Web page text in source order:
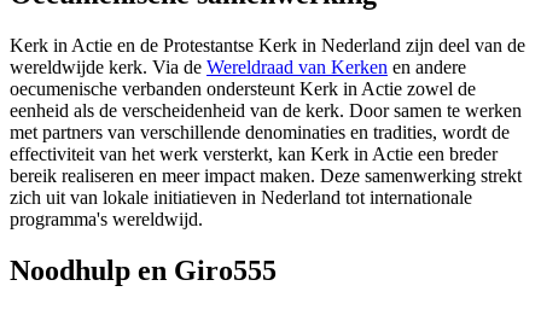
Kerk in Actie en de Protestantse Kerk in Nederland zijn deel van de
wereldwijde kerk. Via de Wereldraad van Kerken en andere
oecumenische verbanden ondersteunt Kerk in Actie zowel de
eenheid als de verscheidenheid van de kerk. Door samen te werken
met partners van verschillende denominaties en tradities, wordt de
effectiviteit van het werk versterkt, kan Kerk in Actie een breder
bereik realiseren en meer impact maken. Deze samenwerking strekt
zich uit van lokale initiatieven in Nederland tot internationale
programma's wereldwijd.
Noodhulp en Giro555